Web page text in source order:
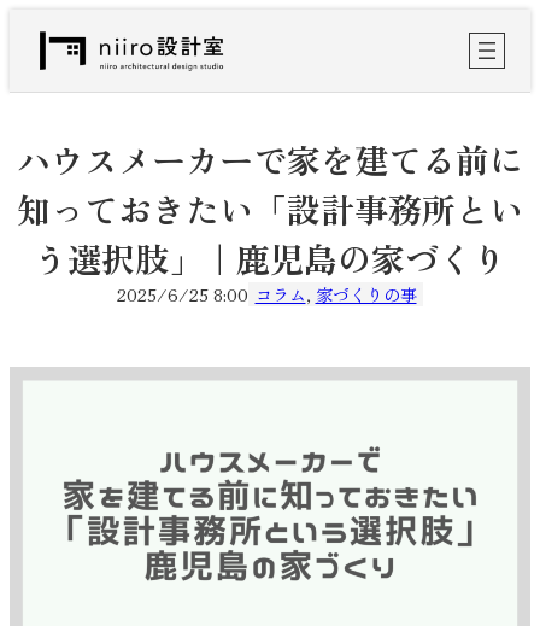
ス
プ
ハウスメーカーで家を建てる前に
知っておきたい「設計事務所とい
う選択肢」｜鹿児島の家づくり
2025/6/25 8:00 コラム, 家づくりの事